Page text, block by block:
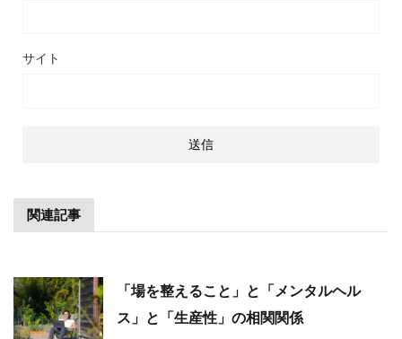
サイト
関連記事
「場を整えること」と「メンタルヘル
ス」と「生産性」の相関関係